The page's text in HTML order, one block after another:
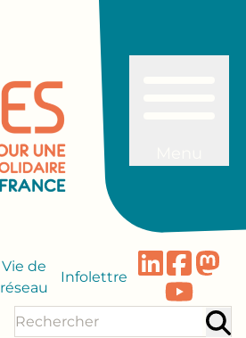
Vie de
réseau
Infolettre